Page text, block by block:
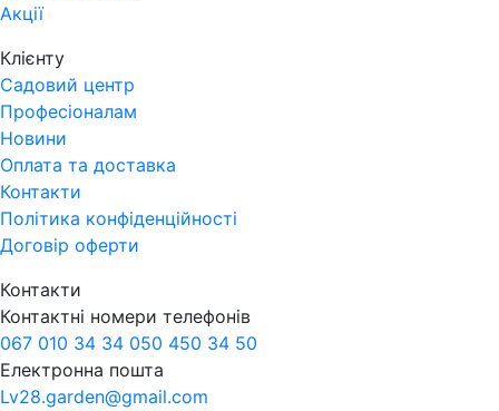
Акції
Клієнту
Садовий центр
Професіоналам
Новини
Оплата та доставка
Контакти
Політика конфіденційності
Договір оферти
Контакти
Контактні номери телефонів
067 010 34 34 050 450 34 50
Електронна пошта
Lv28.garden@gmail.com